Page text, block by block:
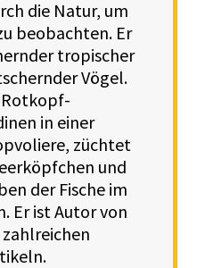
die Natur, um
beobachten. Er
tropischer
Vögel.
in einer
züchtet
und
der Fische im
Er ist Autor von